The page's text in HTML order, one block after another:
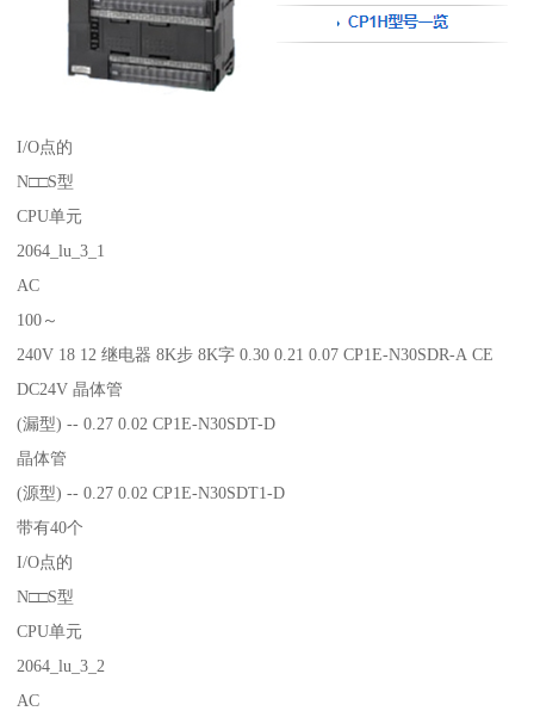
I/O点的
N□□S型
CPU单元
2064_lu_3_1
AC
100～
240V 18 12 继电器 8K步 8K字 0.30 0.21 0.07 CP1E-N30SDR-A CE
DC24V 晶体管
(漏型) -- 0.27 0.02 CP1E-N30SDT-D
晶体管
(源型) -- 0.27 0.02 CP1E-N30SDT1-D
带有40个
I/O点的
N□□S型
CPU单元
2064_lu_3_2
AC